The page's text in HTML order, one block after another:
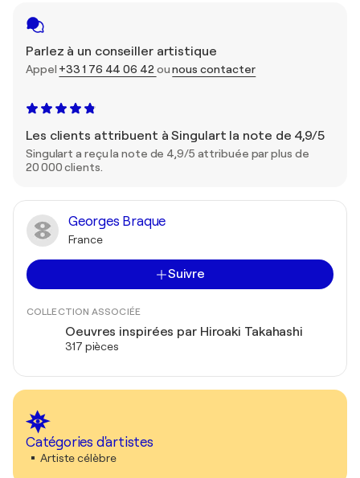
Parlez à un conseiller artistique
Appel +33 1 76 44 06 42ounous contacter
Les clients attribuent à Singulart la note de 4,9/5
Singulart a reçu la note de 4,9/5 attribuée par plus de
20 000 clients.
Georges Braque
France
Suivre
COLLECTION ASSOCIÉE
Oeuvres inspirées par Hiroaki Takahashi
317 pièces
Catégories d'artistes
Artiste célèbre